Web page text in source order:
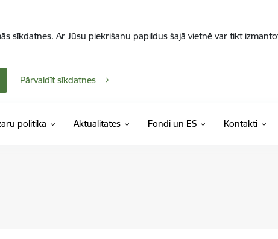
sīkdatnes. Ar Jūsu piekrišanu papildus šajā vietnē var tikt
Pārvaldīt sīkdatnes
politika Aktualitātes Fondi un ES Kontakti